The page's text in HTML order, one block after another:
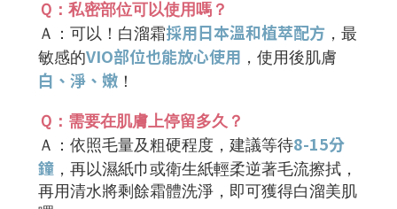
Ｑ： 私密部位可以使用嗎？
Ａ： 可以！白溜霜採用日本溫和植萃配方 ，最
敏感的VIO部位也能放心使用 ，使用後肌膚
白、淨、嫩 ！
Ｑ： 需要在肌膚上停留多久？
Ａ：依照毛量及粗硬程度，建議等待8-15分
鐘 ，再以濕紙巾或衛生紙輕柔逆著毛流擦拭，
再用清水將剩餘霜體洗淨，即可獲得白溜美肌